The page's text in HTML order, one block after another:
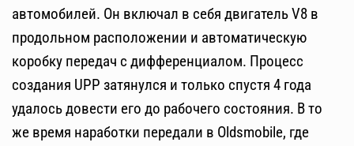
автомобилей. Он включал в себя двигатель V8 в
продольном расположении и автоматическую
коробку передач с дифференциалом. Процесс
создания UPP затянулся и только спустя 4 года
удалось довести его до рабочего состояния. В то
же время наработки передали в Oldsmobile, где